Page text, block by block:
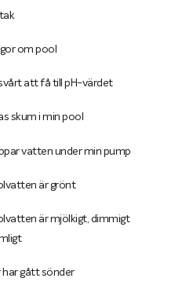
om pool
att få till pH-värdet
skum i min pool
vatten under min pump
är grönt
är mjölkigt, dimmigt
har gått sönder